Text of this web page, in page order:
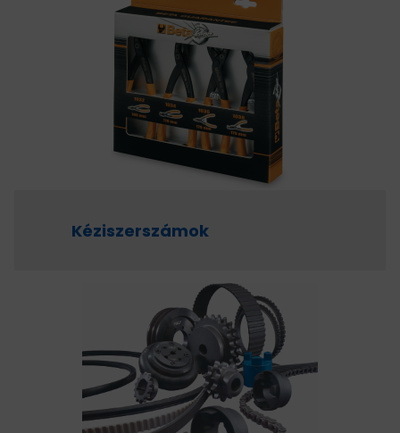
VÁSÁRLÁSI INFORMÁCIÓK
Kéziszerszámok